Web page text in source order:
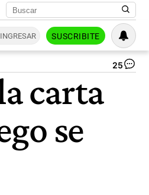
INGRESAR SUSCRIBITE
25
carta
se